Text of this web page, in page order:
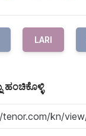
LARI
ಹಂಚಿಕೊಳ್ಳಿ